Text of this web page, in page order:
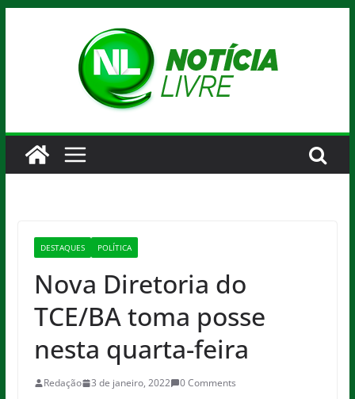
DESTAQUES POLÍTICA
Nova Diretoria do
TCE/BA toma posse
nesta quarta-feira
Redação 3 de janeiro, 2022 0 Comments